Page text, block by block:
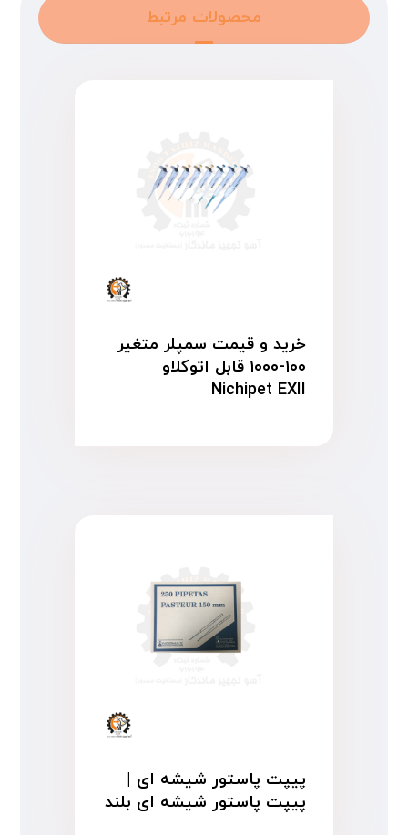
محصولات مرتبط
خرید و قیمت سمپلر متغیر
۱۰۰-۱۰۰۰ قابل اتوکلاو
Nichipet EXII
پیپت پاستور شیشه ای |
پیپت پاستور شیشه ای بلند